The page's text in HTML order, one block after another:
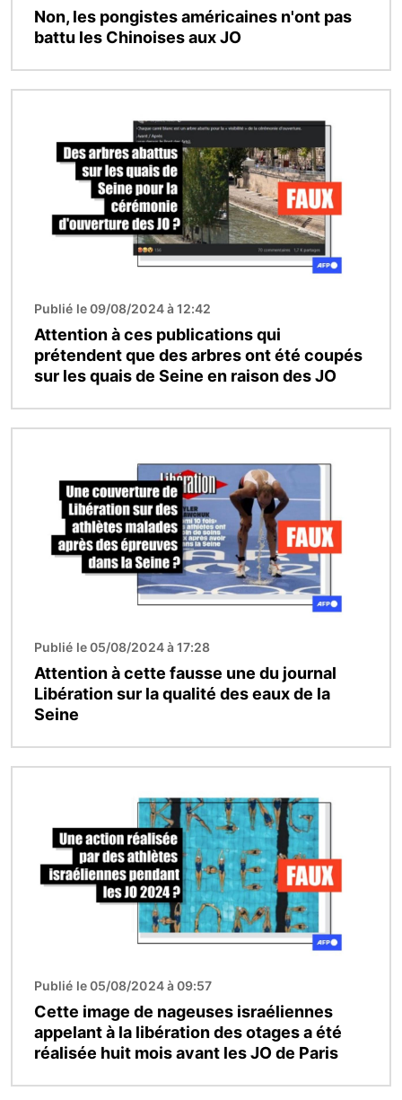
Non, les pongistes américaines n'ont pas
battu les Chinoises aux JO
Publié le 09/08/2024 à 12:42
Attention à ces publications qui
prétendent que des arbres ont été coupés
sur les quais de Seine en raison des JO
Publié le 05/08/2024 à 17:28
Attention à cette fausse une du journal
Libération sur la qualité des eaux de la
Seine
Publié le 05/08/2024 à 09:57
Cette image de nageuses israéliennes
appelant à la libération des otages a été
réalisée huit mois avant les JO de Paris